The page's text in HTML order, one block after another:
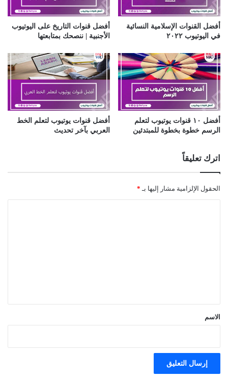
أفضل القنوات الإسلامية النسائية
في اليوتيوب ٢٠٢٢
أفضل قنوات التاريخ على اليوتيوب
الأجنبية | ننصحك بمتابعتها
أفضل ١٠ قنوات يوتيوب لتعلم
الرسم خطوة بخطوة للمبتدئين
أفضل قنوات يوتيوب لتعلم الخط
العربي بآخر تحديث
اترك تعليقاً
الحقول الإلزامية مشار إليها بـ *
*الاسم